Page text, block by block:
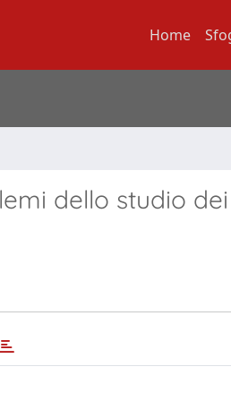
Home
dello studio